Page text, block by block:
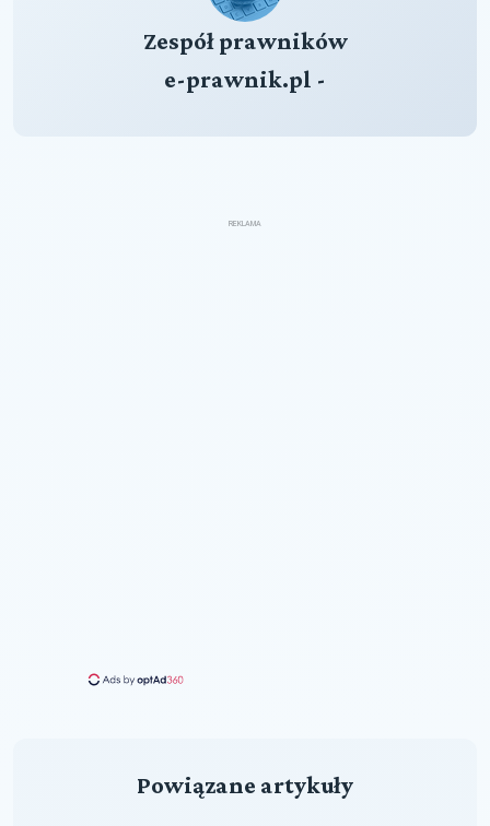
Zespół prawników
e-prawnik.pl -
REKLAMA
Powiązane artykuły